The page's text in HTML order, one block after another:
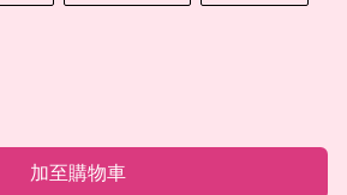
加至購物車